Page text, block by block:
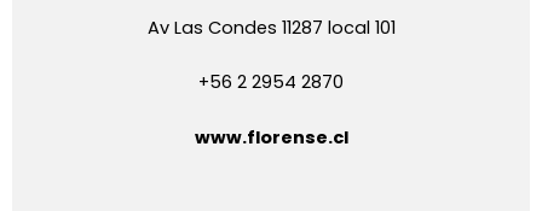
Av Las Condes 11287 local 101
+56 2 2954 2870
www.florense.cl